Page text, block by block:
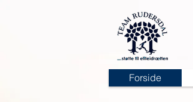
Forside